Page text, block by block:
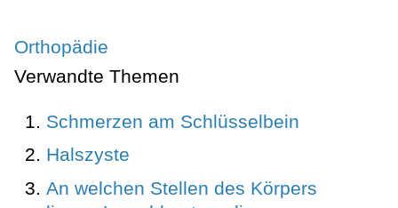
Orthopädie
Verwandte Themen
Schmerzen am Schlüsselbein
Halszyste
An welchen Stellen des Körpers